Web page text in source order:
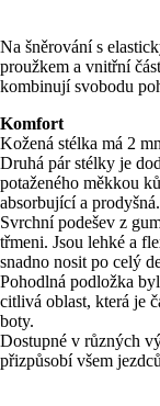
Na šněrování s
proužkem a vnitřní
kombinují svobodu
Komfort
Kožená stélka má 2
Druhá pár stélky je
potaženého měkkou
absorbující a prodyšná.
Svrchní podešev z
třmeni. Jsou lehké a
snadno nosit po celý
Pohodlná podložka
citlivá oblast, která je
boty.
Dostupné v různých
přizpůsobí všem